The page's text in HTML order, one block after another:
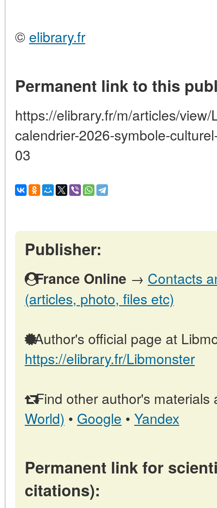
© elibrary.fr
Permanent link to this
https://elibrary.fr/m/articles/
calendrier-2026-symbole-
03
Publisher:
France Online → Contacts
(articles, photo, files etc)
Author's official page at
https://elibrary.fr/Libmonster
Find other author's materials
World) • Google • Yandex
Permanent link for
citations):